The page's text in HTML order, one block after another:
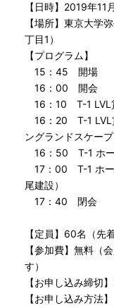
【日時】2019年
【場所】東京大学
丁目1）
【プログラム】
15：45 開場
16：00 開会
16：10 T-1 LVL
16：20 T-1 LVL
ングランドスケープ
16：50 T-1 ホー
17：00 T-1 ホー
尾建設）
17：40 閉会
【定員】60名（先
【参加費】無料（
す）
【お申し込み締切
【お申し込み方法】